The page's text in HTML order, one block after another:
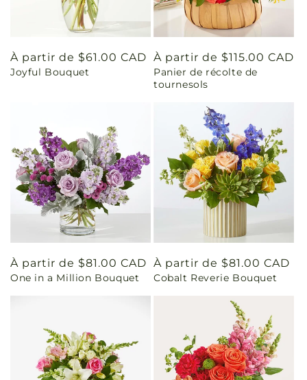
Prix
habituel
À partir de $61.00 CAD
Joyful Bouquet
Prix
habituel
À partir de $115.00 CAD
Panier de récolte de
tournesols
Prix
habituel
À partir de $81.00 CAD
One in a Million Bouquet
Prix
habituel
À partir de $81.00 CAD
Cobalt Reverie Bouquet